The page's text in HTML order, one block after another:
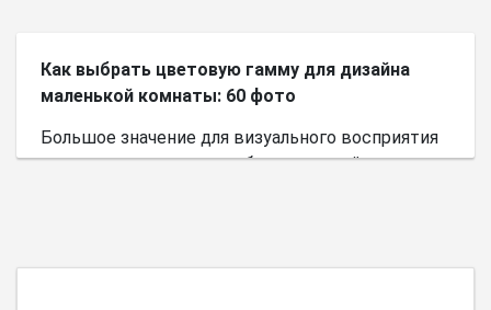
Как выбрать цветовую гамму для дизайна
маленькой комнаты: 60 фото
Большое значение для визуального восприятия
пространства имеет выбор цветовой палитры.